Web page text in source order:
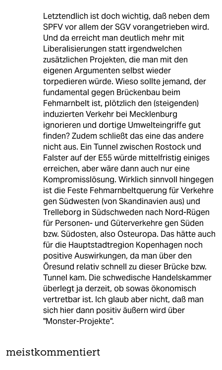
Letztendlich ist doch wichtig, daß neben dem
SPFV vor allem der SGV vorangetrieben wird.
Und da erreicht man deutlich mehr mit
Liberalisierungen statt irgendwelchen
zusätzlichen Projekten, die man mit den
eigenen Argumenten selbst wieder
torpedieren würde. Wieso sollte jemand, der
fundamental gegen Brückenbau beim
Fehmarnbelt ist, plötzlich den (steigenden)
induzierten Verkehr bei Mecklenburg
ignorieren und dortige Umwelteingriffe gut
finden? Zudem schließt das eine das andere
nicht aus. Ein Tunnel zwischen Rostock und
Falster auf der E55 würde mittelfristig einiges
erreichen, aber wäre dann auch nur eine
Kompromisslösung. Wirklich sinnvoll hingegen
ist die Feste Fehmarnbeltquerung für Verkehre
gen Südwesten (von Skandinavien aus) und
Trelleborg in Südschweden nach Nord-Rügen
für Personen- und Güterverkehre gen Süden
bzw. Südosten, also Osteuropa. Das hätte auch
für die Hauptstadtregion Kopenhagen noch
positive Auswirkungen, da man über den
Öresund relativ schnell zu dieser Brücke bzw.
Tunnel kam. Die schwedische Handelskammer
überlegt ja derzeit, ob sowas ökonomisch
vertretbar ist. Ich glaub aber nicht, daß man
sich hier dann positiv äußern wird über
"Monster-Projekte".
meistkommentiert